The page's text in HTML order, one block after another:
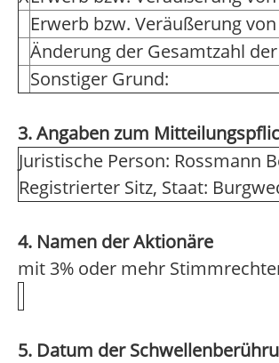
Erwerb bzw. Veräußerung
Änderung der Gesamtzahl
Sonstiger Grund:
3. Angaben zum
Juristische Person: Rossmann
Registrierter Sitz, Staat:
4. Namen der Aktionäre
mit 3% oder mehr
5. Datum der